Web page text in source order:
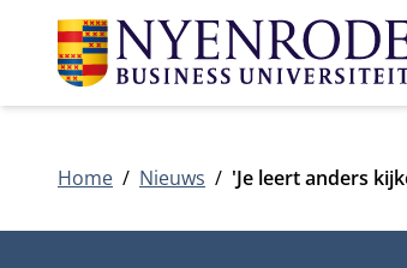
Home Nieuws 'Je leert anders